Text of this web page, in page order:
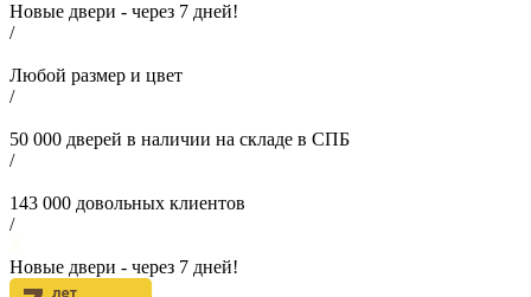
Новые двери - через 7 дней!
/
Любой размер и цвет
/
50 000 дверей в наличии на складе в СПБ
/
143 000 довольных клиентов
/
Новые двери - через 7 дней!